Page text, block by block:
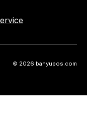
© 2026 banyupos.com